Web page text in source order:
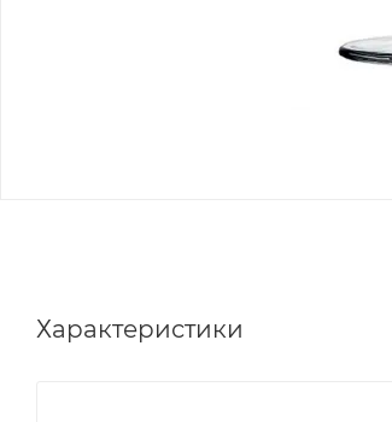
Характеристики